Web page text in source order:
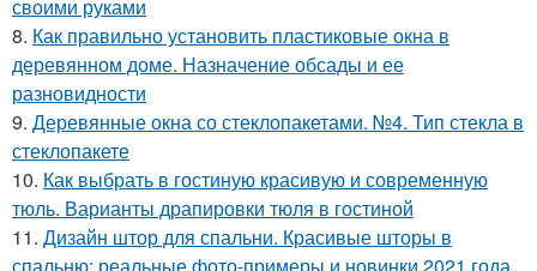
своими руками
8. Как правильно установить пластиковые окна в
деревянном доме. Назначение обсады и ее
разновидности
9. Деревянные окна со стеклопакетами. №4. Тип стекла в
стеклопакете
10. Как выбрать в гостиную красивую и современную
тюль. Варианты драпировки тюля в гостиной
11. Дизайн штор для спальни. Красивые шторы в